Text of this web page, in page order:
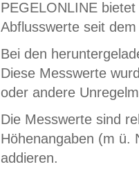
PEGELONLINE
Abflusswerte seit
Bei den
Diese Messwerte
oder andere
Die Messwerte sind
Höhenangaben (m ü.
addieren.